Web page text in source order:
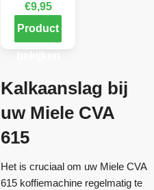
€9,95
Product
Kalkaanslag bij
uw Miele CVA
615
Het is cruciaal om uw Miele CVA
615 koffiemachine regelmatig te